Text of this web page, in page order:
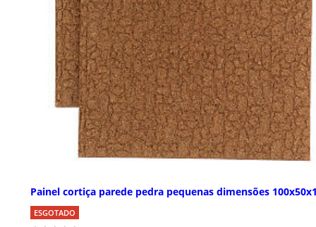
Painel cortiça parede pedra pequenas dimensões
ESGOTADO